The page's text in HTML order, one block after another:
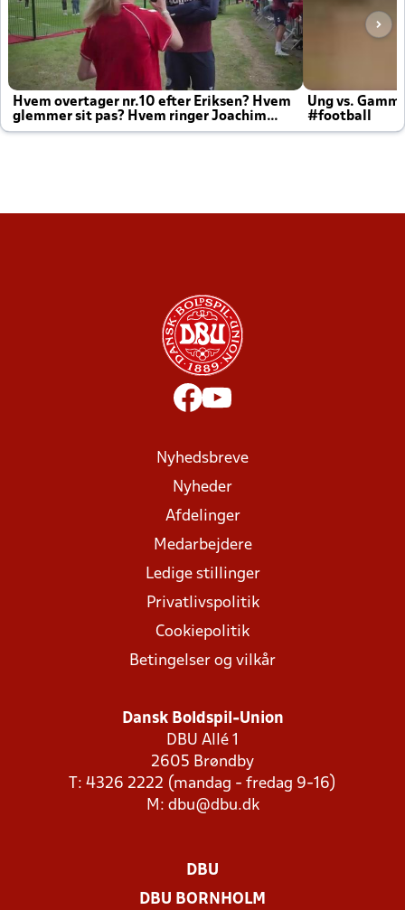
Hvem overtager nr.10 efter Eriksen? Hvem
glemmer sit pas? Hvem ringer Joachim
altid til efter kampe?
Ung vs.
#football
Nyhedsbreve
Nyheder
Afdelinger
Medarbejdere
Ledige stillinger
Privatlivspolitik
Cookiepolitik
Betingelser og vilkår
Dansk Boldspil-Union
DBU Allé 1
2605 Brøndby
T: 4326 2222 (mandag - fredag 9-16)
M: dbu@dbu.dk
DBU
DBU BORNHOLM